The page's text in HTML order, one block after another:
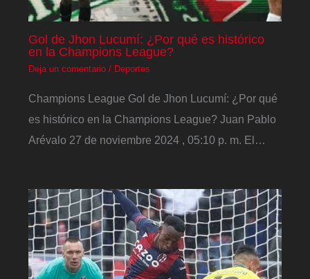
Gol de Jhon Lucumí: ¿Por qué es histórico
en la Champions League?
Deja un comentario / Deportes
Champions League Gol de Jhon Lucumí: ¿Por qué
es histórico en la Champions League? Juan Pablo
Arévalo 27 de noviembre 2024 , 05:10 p. m. El…